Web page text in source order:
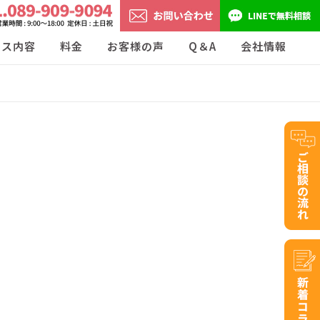
内容 料金 お客様の声 Q＆A 会社情報